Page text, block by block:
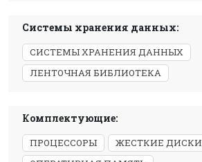
Системы хранения данных:
СИСТЕМЫ ХРАНЕНИЯ ДАННЫХ
ЛЕНТОЧНАЯ БИБЛИОТЕКА
Комплектующие:
ПРОЦЕССОРЫ
ЖЕСТКИЕ ДИСКИ